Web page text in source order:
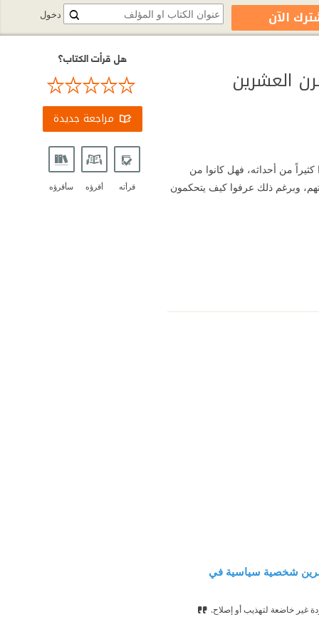
العشرين
من أحداثه، فهل كانوا من
وبرغم ذلك عرفوا كيف يتحكمون
شخصية سياسية في
غير خاضعة لتهذيب أو إصلاح.
هل قرأت الكتاب؟
مراجعة جديدة
قرأته أقرؤه سأقرؤه
دخول الآن